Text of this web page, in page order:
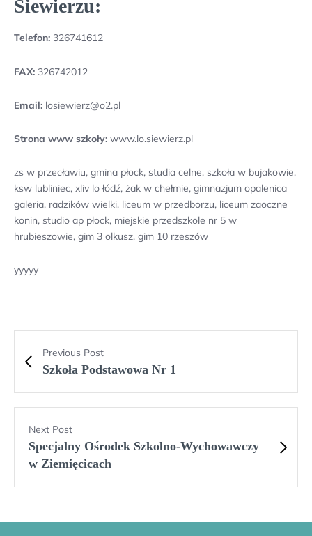
Siewierzu:
Telefon: 326741612
FAX: 326742012
Email: losiewierz@o2.pl
Strona www szkoły: www.lo.siewierz.pl
zs w przecławiu, gmina płock, studia celne, szkoła w bujakowie,
ksw lubliniec, xliv lo łódź, żak w chełmie, gimnazjum opalenica
galeria, radzików wielki, liceum w przedborzu, liceum zaoczne
konin, studio ap płock, miejskie przedszkole nr 5 w
hrubieszowie, gim 3 olkusz, gim 10 rzeszów
yyyyy
Previous Post
Szkoła Podstawowa Nr 1
Next Post
Specjalny Ośrodek Szkolno-Wychowawczy
w Ziemięcicach